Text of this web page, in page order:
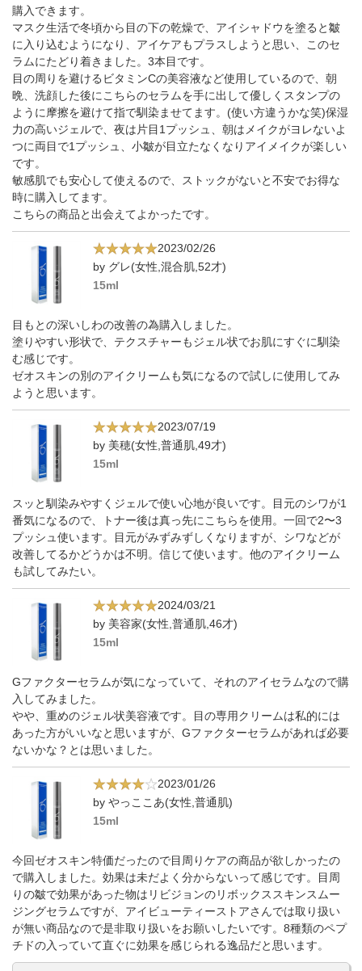
購入できます。
マスク生活で冬頃から目の下の乾燥で、アイシャドウを塗ると皺
に入り込むようになり、アイケアもプラスしようと思い、このセ
ラムにたどり着きました。3本目です。
目の周りを避けるビタミンCの美容液など使用しているので、朝
晩、洗顔した後にこちらのセラムを手に出して優しくスタンプの
ように摩擦を避けて指で馴染ませてます。(使い方違うかな笑)保湿
力の高いジェルで、夜は片目1プッシュ、朝はメイクがヨレないよ
つに両目で1プッシュ、小皺が目立たなくなりアイメイクが楽しい
です。
敏感肌でも安心して使えるので、ストックがないと不安でお得な
時に購入してます。
こちらの商品と出会えてよかったです。
2023/02/26
by グレ(女性,混合肌,52才)
15ml
目もとの深いしわの改善の為購入しました。
塗りやすい形状で、テクスチャーもジェル状でお肌にすぐに馴染
む感じです。
ゼオスキンの別のアイクリームも気になるので試しに使用してみ
ようと思います。
2023/07/19
by 美穂(女性,普通肌,49才)
15ml
スッと馴染みやすくジェルで使い心地が良いです。目元のシワが1
番気になるので、トナー後は真っ先にこちらを使用。一回で2〜3
プッシュ使います。目元がみずみずしくなりますが、シワなどが
改善してるかどうかは不明。信じて使います。他のアイクリーム
も試してみたい。
2024/03/21
by 美容家(女性,普通肌,46才)
15ml
Gファクターセラムが気になっていて、それのアイセラムなので購
入してみました。
やや、重めのジェル状美容液です。目の専用クリームは私的には
あった方がいいなと思いますが、Gファクターセラムがあれば必要
ないかな？とは思いました。
2023/01/26
by やっここあ(女性,普通肌)
15ml
今回ゼオスキン特価だったので目周りケアの商品が欲しかったの
で購入しました。効果は未だよく分からないって感じです。目周
りの皺で効果があった物はリビジョンのリボックススキンスムー
ジングセラムですが、アイビューティーストアさんでは取り扱い
が無い商品なので是非取り扱いをお願いしたいです。8種類のペプ
チドの入っていて直ぐに効果を感じられる逸品だと思います。